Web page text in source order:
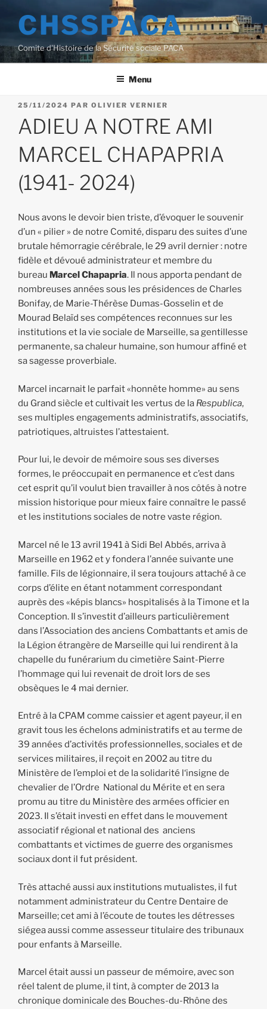
contenu
principal
CHSSPACA
Comite d'Histoire de la Sécurité sociale PACA
Menu
PUBLIÉ
25/11/2024 PAR OLIVIER VERNIER
ADIEU A NOTRE AMI
MARCEL CHAPAPRIA
(1941- 2024)
Nous avons le devoir bien triste, d’évoquer le souvenir
d’un « pilier » de notre Comité, disparu des suites d’une
brutale hémorragie cérébrale, le 29 avril dernier : notre
fidèle et dévoué administrateur et membre du
bureau Marcel Chapapria. Il nous apporta pendant de
nombreuses années sous les présidences de Charles
Bonifay, de Marie-Thérèse Dumas-Gosselin et de
Mourad Belaïd ses compétences reconnues sur les
institutions et la vie sociale de Marseille, sa gentillesse
permanente, sa chaleur humaine, son humour affiné et
sa sagesse proverbiale.
Marcel incarnait le parfait «honnête homme» au sens
du Grand siècle et cultivait les vertus de la Respublica,
ses multiples engagements administratifs, associatifs,
patriotiques, altruistes l’attestaient.
Pour lui, le devoir de mémoire sous ses diverses
formes, le préoccupait en permanence et c’est dans
cet esprit qu’il voulut bien travailler à nos côtés à notre
mission historique pour mieux faire connaître le passé
et les institutions sociales de notre vaste région.
Marcel né le 13 avril 1941 à Sidi Bel Abbés, arriva à
Marseille en 1962 et y fondera l’année suivante une
famille. Fils de légionnaire, il sera toujours attaché à ce
corps d’élite en étant notamment correspondant
auprès des «képis blancs» hospitalisés à la Timone et la
Conception. Il s’investit d’ailleurs particulièrement
dans l’Association des anciens Combattants et amis de
la Légion étrangère de Marseille qui lui rendirent à la
chapelle du funérarium du cimetière Saint-Pierre
l’hommage qui lui revenait de droit lors de ses
obsèques le 4 mai dernier.
Entré à la CPAM comme caissier et agent payeur, il en
gravit tous les échelons administratifs et au terme de
39 années d’activités professionnelles, sociales et de
services militaires, il reçoit en 2002 au titre du
Ministère de l’emploi et de la solidarité l‘insigne de
chevalier de l’Ordre National du Mérite et en sera
promu au titre du Ministère des armées officier en
2023. Il s’était investi en effet dans le mouvement
associatif régional et national des anciens
combattants et victimes de guerre des organismes
sociaux dont il fut président.
Très attaché aussi aux institutions mutualistes, il fut
notamment administrateur du Centre Dentaire de
Marseille; cet ami à l’écoute de toutes les détresses
siégea aussi comme assesseur titulaire des tribunaux
pour enfants à Marseille.
Marcel était aussi un passeur de mémoire, avec son
réel talent de plume, il tint, à compter de 2013 la
chronique dominicale des Bouches-du-Rhône des